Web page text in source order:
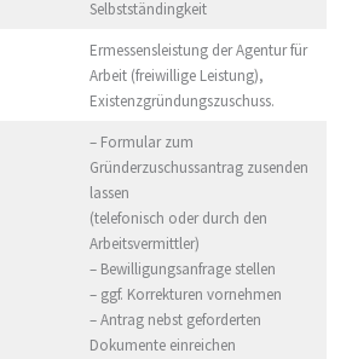
Selbstständingkeit
Ermessensleistung der Agentur für
Arbeit (freiwillige Leistung),
Existenzgründungszuschuss.
– Formular zum
Gründerzuschussantrag zusenden
lassen
(telefonisch oder durch den
Arbeitsvermittler)
– Bewilligungsanfrage stellen
– ggf. Korrekturen vornehmen
– Antrag nebst geforderten
Dokumente einreichen